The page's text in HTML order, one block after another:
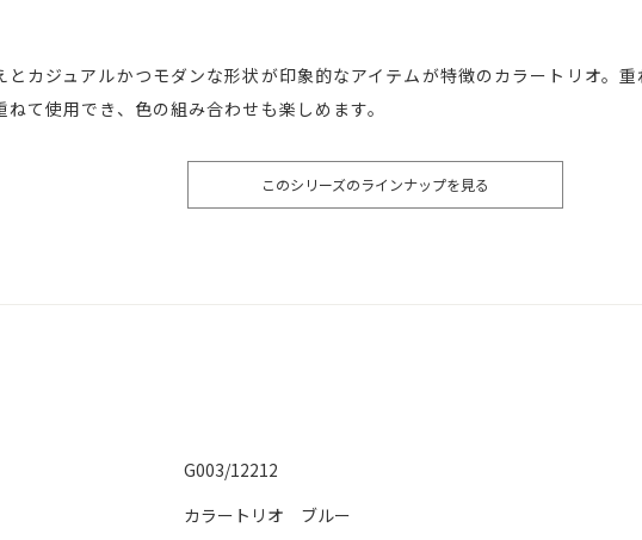
とカジュアルかつモダンな形状が印象的なアイテムが特徴のカラートリオ。
ねて使用でき、色の組み合わせも楽しめます。
このシリーズのラインナップを見る
G003/12212
カラートリオ ブルー